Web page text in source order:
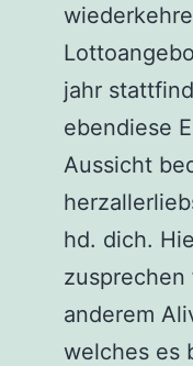
jahr
ebendiese
Aussicht
hd. dich.
anderem
welches es